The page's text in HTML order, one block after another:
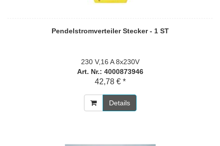
Pendelstromverteiler Stecker - 1 ST
230 V,16 A 8x230V
Art. Nr.: 4000873946
42,78 € *
Details